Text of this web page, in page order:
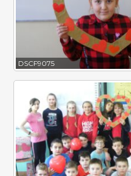
DSCF9075